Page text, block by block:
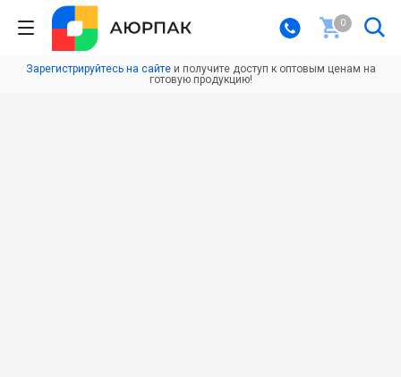
0
Зарегистрируйтесь на сайтеи получите доступ к оптовым ценам на
готовую продукцию!